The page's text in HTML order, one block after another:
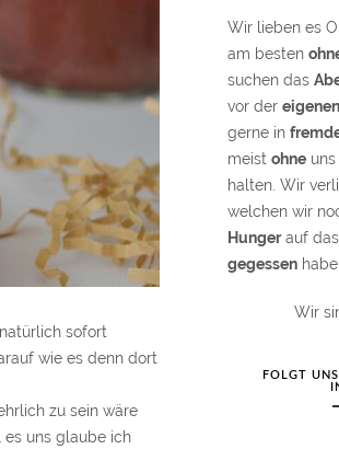
sofort
wie es denn dort
zu sein wäre
uns glaube ich
Wir lieben es
am besten
suchen das
vor der
gerne in
meist ohneuns
halten. Wir
welchen wir
Hungerauf
gegessen
Wir
FOLGT